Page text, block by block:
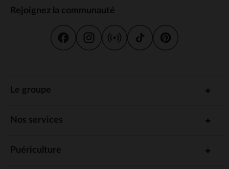
Rejoignez la communauté
Le groupe
Nos services
Puériculture